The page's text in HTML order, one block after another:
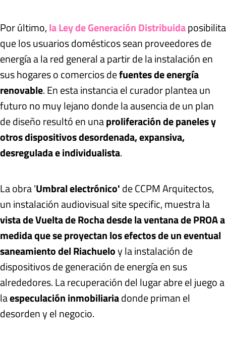
Por último,la Ley de Generación Distribuidaposibilita
que los usuarios domésticos sean proveedores de
energía a la red general a partir de la instalación en
sus hogares o comercios defuentes de energía
renovable. En esta instancia el curador plantea un
futuro no muy lejano donde la ausencia de un plan
de diseño resultó en unaproliferación de paneles y
otros dispositivos desordenada, expansiva,
desregulada e individualista.
La obra 'Umbral electrónico'de CCPM Arquitectos,
un instalación audiovisual site specific, muestra la
vista de Vuelta de Rocha desde la ventana de PROA a
medida que se proyectan los efectos de un eventual
saneamiento del Riachueloy la instalación de
dispositivos de generación de energía en sus
alrededores. La recuperación del lugar abre el juego a
laespeculación inmobiliariadonde priman el
desorden y el negocio.